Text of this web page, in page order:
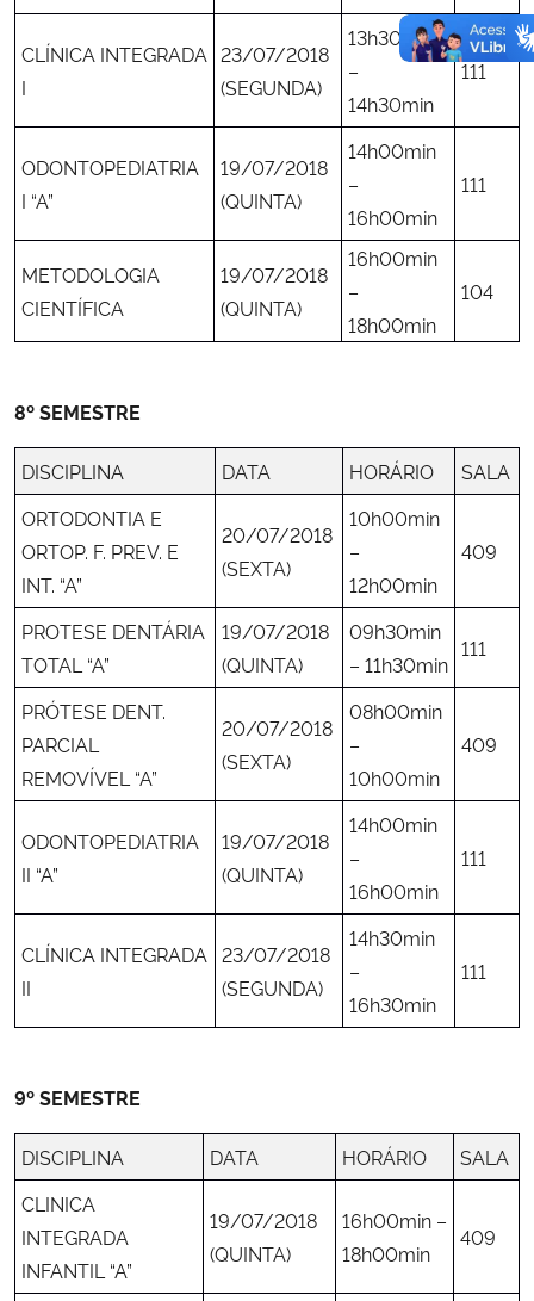
CLÍNICA INTEGRADA
I
23/07/2018
(SEGUNDA)
13h30min
–
14h30min
111
ODONTOPEDIATRIA
I “A”
19/07/2018
(QUINTA)
14h00min
–
16h00min
111
METODOLOGIA
CIENTÍFICA
19/07/2018
(QUINTA)
16h00min
–
18h00min
104
8º SEMESTRE
DISCIPLINA DATA HORÁRIO
SALA
ORTODONTIA E
ORTOP. F. PREV. E
INT. “A”
20/07/2018
(SEXTA)
10h00min
–
12h00min
409
PROTESE DENTÁRIA
TOTAL “A”
19/07/2018
(QUINTA)
09h30min
– 11h30min
111
PRÓTESE DENT.
PARCIAL
REMOVÍVEL “A”
20/07/2018
(SEXTA)
08h00min
–
10h00min
409
ODONTOPEDIATRIA
II “A”
19/07/2018
(QUINTA)
14h00min
–
16h00min
111
CLÍNICA INTEGRADA
II
23/07/2018
(SEGUNDA)
14h30min
–
16h30min
111
9º SEMESTRE
DISCIPLINA DATA HORÁRIO
SALA
CLINICA
INTEGRADA
INFANTIL “A”
19/07/2018
(QUINTA)
16h00min –
18h00min
409